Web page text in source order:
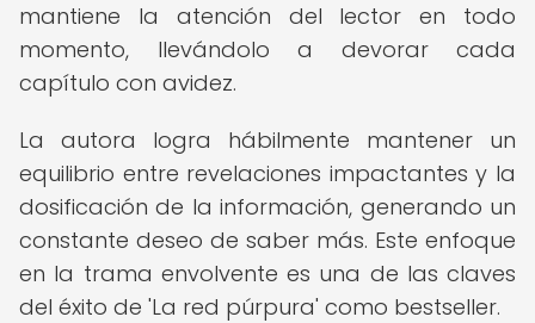
mantiene la atención del lector en todo
momento, llevándolo a devorar cada
capítulo con avidez.
La autora logra hábilmente mantener un
equilibrio entre revelaciones impactantes y la
dosificación de la información, generando un
constante deseo de saber más. Este enfoque
en la trama envolvente es una de las claves
del éxito de 'La red púrpura' como bestseller.